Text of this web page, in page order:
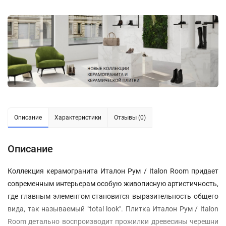
Описание Характеристики Отзывы (0)
Описание
Коллекция керамогранита Италон Рум / Italon Room придает
современным интерьерам особую живописную артистичность,
где главным элементом становится выразительность общего
вида, так называемый "total look". Плитка Италон Рум / Italon
Room детально воспроизводит прожилки древесины черешни